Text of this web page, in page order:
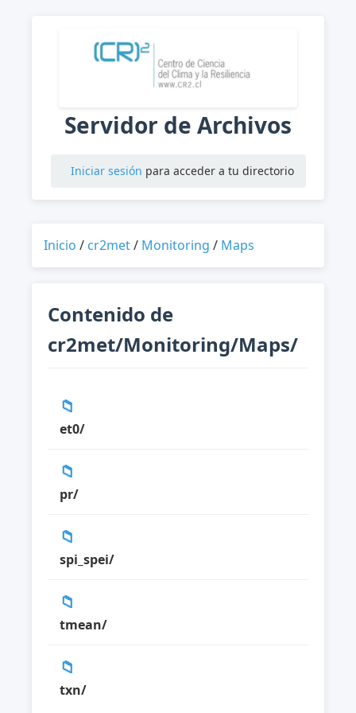
Servidor de Archivos
Iniciar sesión para acceder a tu directorio
Inicio / cr2met/ Monitoring / Maps
Contenido de
cr2met/Monitoring/Maps/
📁
et0/
📁
pr/
📁
spi_spei/
📁
tmean/
📁
txn/